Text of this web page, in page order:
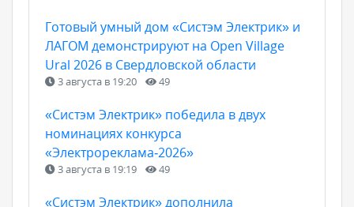
Готовый умный дом «Систэм Электрик» и
ЛАГОМ демонстрируют на Open Village
Ural 2026 в Свердловской области
3 августа в 19:20 49
«Систэм Электрик» победила в двух
номинациях конкурса
«Электрореклама‑2026»
3 августа в 19:19 49
«Систэм Электрик» дополнила